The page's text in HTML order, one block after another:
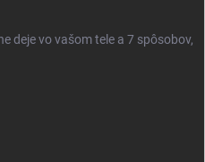
deje vo vašom tele a 7 spôsobov,